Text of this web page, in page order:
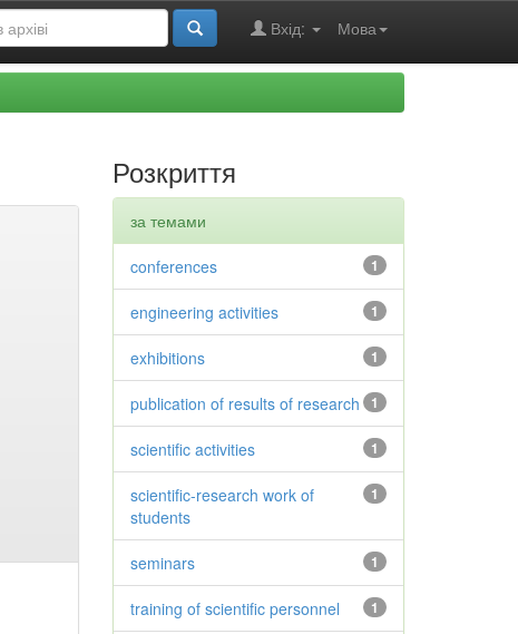
Мова
Вхід:
Розкриття
за темами
1
conferences
1
engineering activities
1
exhibitions
1
publication of results of research
1
scientific activities
1
scientific-research work of
students
1
seminars
1
training of scientific personnel